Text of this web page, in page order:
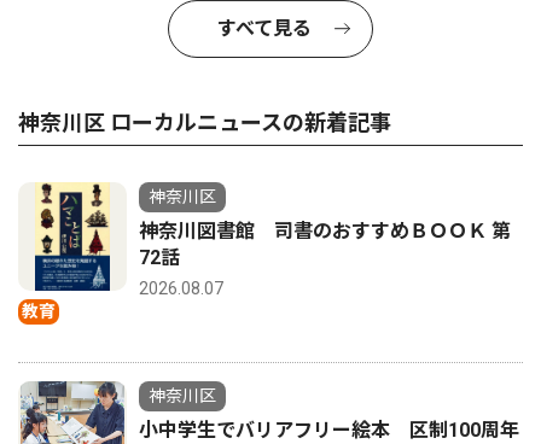
すべて見る
神奈川区 ローカルニュースの新着記事
教育
神奈川区
神奈川図書館 司書のおすすめＢＯＯＫ 第
72話
2026.08.07
神奈川区
小中学生でバリアフリー絵本 区制100周年